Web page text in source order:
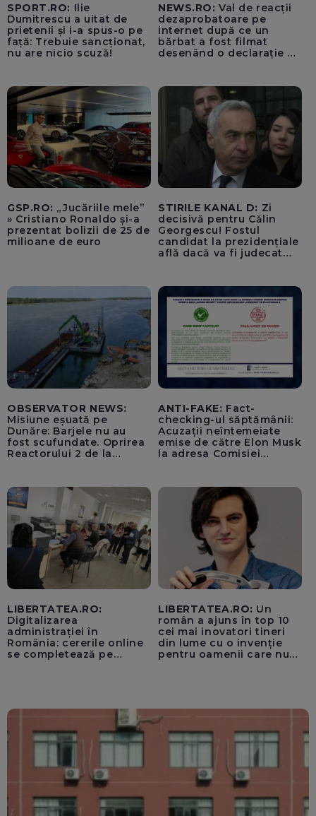
SPORT.RO: Ilie
Dumitrescu a uitat de
prietenii și i-a spus-o pe
față: Trebuie sancționat,
nu are nicio scuză!
NEWS.RO: Val de reacții
dezaprobatoare pe
internet după ce un
bărbat a fost filmat
desenând o declarație de
zona Trasfăgărășan:
”Anna, ține-ți prostul
acasă!” - VIDEO
GSP.RO: „Jucăriile mele”
» Cristiano Ronaldo și-a
prezentat bolizii de 25 de
milioane de euro
STIRILE KANAL D: Zi
decisivă pentru Călin
Georgescu! Fostul
candidat la prezidențiale
află dacă va fi judecat
OBSERVATOR NEWS:
Misiune eșuată pe
Dunăre: Barjele nu au
fost scufundate. Oprirea
Reactorului 2 de la
ANTI-FAKE: Fact-
checking-ul săptămânii:
Acuzații neîntemeiate
emise de către Elon Musk
la adresa Comisiei
pentru instaurarea
„cenzurii” pe platforma X
LIBERTATEA.RO:
Digitalizarea
administrației în
România: cererile online
se completează pe
LIBERTATEA.RO: Un
român a ajuns în top 10
cei mai inovatori tineri
din lume cu o invenție
pentru oamenii care nu